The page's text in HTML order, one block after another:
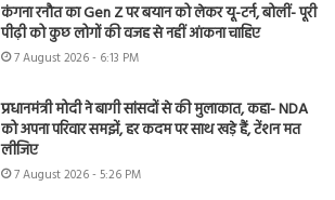
कंगना रनौत का Gen Z पर बयान को लेकर यू-टर्न, बोलीं- पूरी
पीढ़ी को कुछ लोगों की वजह से नहीं आंकना चाहिए
7 August 2026 - 6:13 PM
प्रधानमंत्री मोदी ने बागी सांसदों से की मुलाकात, कहा- NDA
को अपना परिवार समझें, हर कदम पर साथ खड़े हैं, टेंशन मत
लीजिए
7 August 2026 - 5:26 PM